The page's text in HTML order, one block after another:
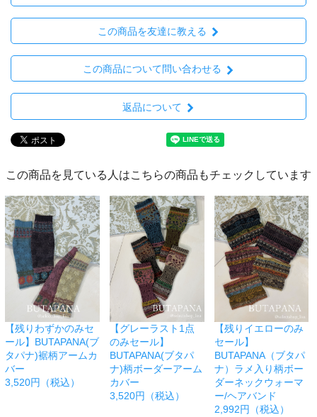
この商品を友達に教える
この商品について問い合わせる
返品について
この商品を見ている人はこちらの商品もチェックしています
【残りわずかのみセ
ール】BUTAPANA(ブ
タパナ)裾柄アームカ
バー
3,520円（税込）
【グレーラスト1点
のみセール】
BUTAPANA(ブタパ
ナ)柄ボーダーアーム
カバー
3,520円（税込）
【残りイエローのみ
セール】
BUTAPANA（ブタパ
ナ）ラメ入り柄ボー
ダーネックウォーマ
ー/ヘアバンド
2,992円（税込）